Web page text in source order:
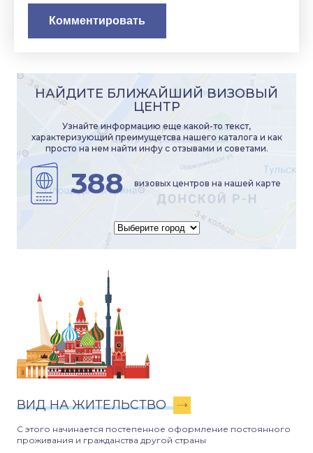
НАЙДИТЕ БЛИЖАЙШИЙ ВИЗОВЫЙ
ЦЕНТР
Узнайте информацию еще какой-то текст,
характеризующий преимущетсва нашего каталога и как
просто на нем найти инфу с отзывами и советами.
388 визовых центров на нашей карте
ВИД НА ЖИТЕЛЬСТВО
С этого начинается постепенное оформление постоянного
проживания и гражданства другой страны